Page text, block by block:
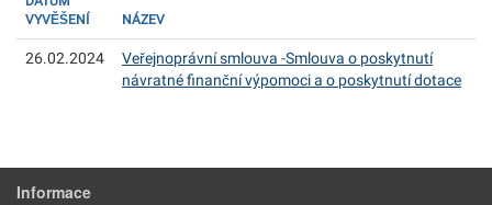
VYVĚŠENÍ
NÁZEV
26.02.2024
Veřejnoprávní smlouva -Smlouva o poskytnutí
návratné finanční výpomoci a o poskytnutí dotace
Informace